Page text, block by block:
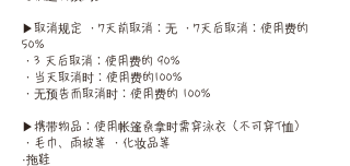
▶︎取消规定 ・7天前取消：无 ・7天后取消：使用费的
50%
・3 天后取消：使用费的 90%
・当天取消时：使用费的100%
・无预告而取消时：使用费的 100%
▶︎携带物品：使用帐篷桑拿时需穿泳衣（不可穿T恤）
・毛巾、雨披等 ・化妆品等
·拖鞋